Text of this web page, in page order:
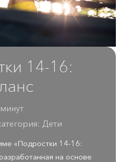
14-16:
Дети
«Подростки 14-16:
на основе